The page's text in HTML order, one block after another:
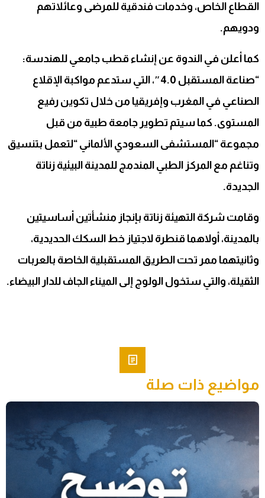
القطاع الخاص، وخدمات فندقية للمرضى وعائلاتهم
ودويهم.
كما أعلن في الندوة عن إنشاء قطب جامعي للهندسة:
“صناعة المستقبل 4.0″، التي ستدعم مواكبة الإقلاع
الصناعي في المغرب وإفريقيا من خلال تكوين رفيع
المستوى. كما سيتم تطوير جامعة طبية من قبل
مجموعة “المستشفى السعودي الألماني “لتعمل بتنسيق
وتناغم مع المركز الطبي المندمج للمدينة البيئية زناتة
الجديدة.
وقامت شركة التهيئة زناتة بإنجاز منشأتين أساسيتين
بالمدينة، أولاهما قنطرة لاجتياز خط السكك الحديدية،
وثانيتهما ممر تحت الطريق المستقبلية الخاصة بالعربات
الثقيلة، والتي ستخول الولوج إلى الميناء الجاف للدار البيضاء.
مواضيع ذات صلة